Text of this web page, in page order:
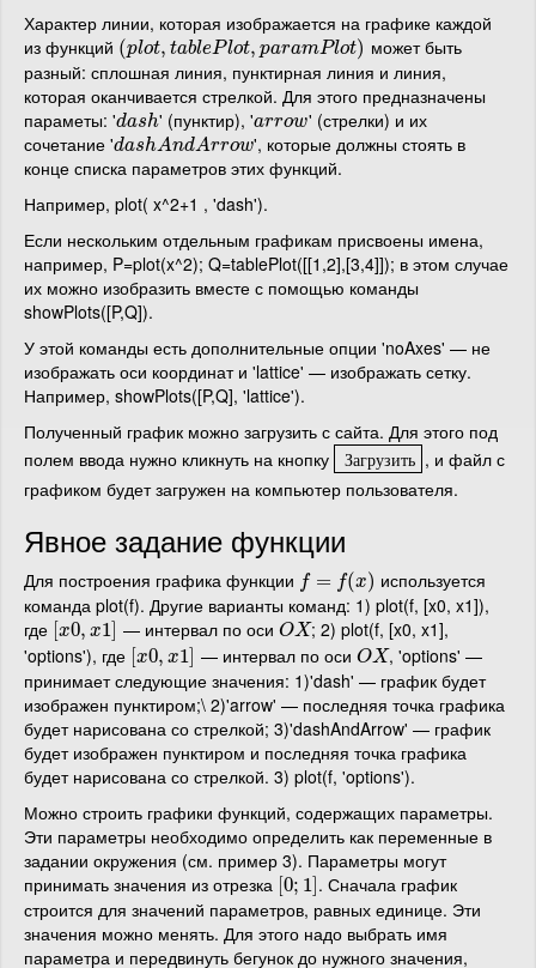
Характер линии, которая изображается на графике каждой
из функций (plot, tablePlot, paramPlot)
(plot,tablePlot,paramPlot)
может быть
разный: сплошная линия, пунктирная линия и линия,
которая оканчивается стрелкой. Для этого предназначены
параметы: 'dash
dash ' (пунктир), 'arrow
arrow ' (стрелки) и их
сочетание 'dashAndArrow
dashAndArrow
', которые должны стоять в
конце списка параметров этих функций.
Например, plot( x^2+1 , 'dash').
Если нескольким отдельным графикам присвоены имена,
например, P=plot(x^2); Q=tablePlot([[1,2],[3,4]]); в этом случае
их можно изобразить вместе с помощью команды
showPlots([P,Q]).
У этой команды есть дополнительные опции 'noAxes' — не
изображать оси координат и 'lattice' — изображать сетку.
Например, showPlots([P,Q], 'lattice').
Полученный график можно загрузить с сайта. Для этого под
полем ввода нужно кликнуть на кнопку
Загрузить
Загрузить , и файл с
графиком будет загружен на компьютер пользователя.
Явное задание функции
Для построения графика функции f = f(x)
f= f(x
используется
команда plot(f). Другие варианты команд: 1) plot(f, [x0, x1]),
где x0, x1]
x0,x 1] — интервал по оси OX
OX ; 2) plot(f, [x0, x1],
'options'), где [x0, x1]
[x0,x 1] — интервал по оси OX
OX , 'options' —
принимает следующие значения: 1)'dash' — график будет
изображен пунктиром;\ 2)'arrow' — последняя точка графика
будет нарисована со стрелкой; 3)'dashAndArrow' — график
будет изображен пунктиром и последняя точка графика
будет нарисована со стрелкой. 3) plot(f, 'options').
Можно строить графики функций, содержащих параметры.
Эти параметры необходимо определить как переменные в
задании окружения (см. пример 3). Параметры могут
принимать значения из отрезка [0; 1]
[0;1] . Сначала график
строится для значений параметров, равных единице. Эти
значения можно менять. Для этого надо выбрать имя
параметра и передвинуть бегунок до нужного значения,